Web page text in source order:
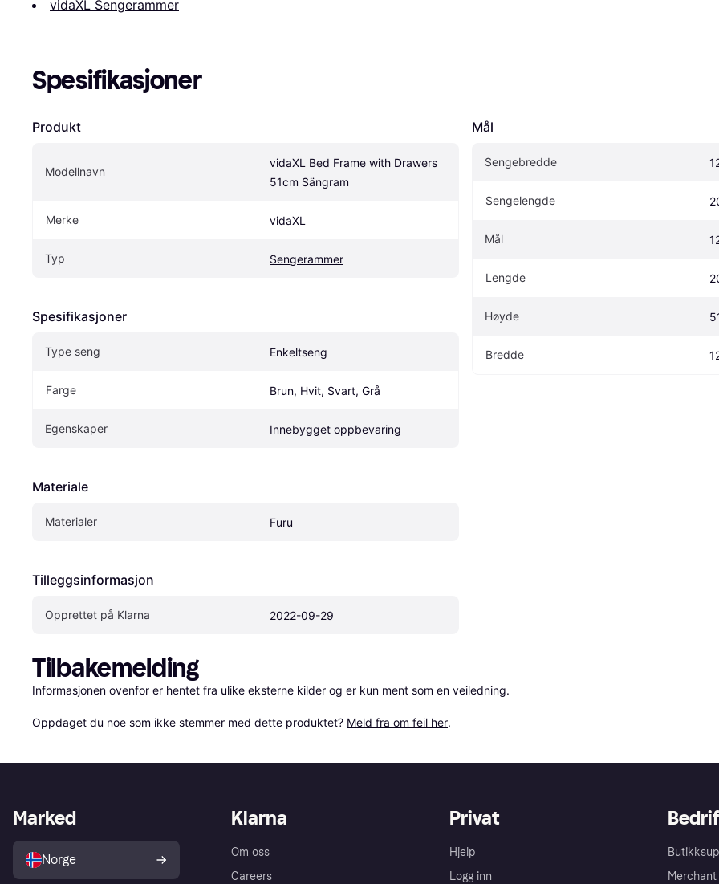
vidaXL Sengerammer
Spesifikasjoner
Produkt
Modellnavn
vidaXL Bed Frame with Drawers
51cm Sängram
Merke vidaXL
Typ Sengerammer
Spesifikasjoner
Type seng Enkeltseng
Farge Brun, Hvit, Svart, Grå
Egenskaper Innebygget oppbevaring
Materiale
Materialer Furu
Tilleggsinformasjon
Opprettet på Klarna 2022-09-29
Mål
Sengebredde
Sengelengde
Mål
Lengde
Høyde
Bredde
Tilbakemelding
Informasjonen ovenfor er hentet fra ulike eksterne kilder og er kun ment som en veiledning.
Oppdaget du noe som ikke stemmer med dette produktet? Meld fra om feil her.
Klarna
Om oss
Careers
Privat
Hjelp
Logg inn
Merchant
Marked
Norge